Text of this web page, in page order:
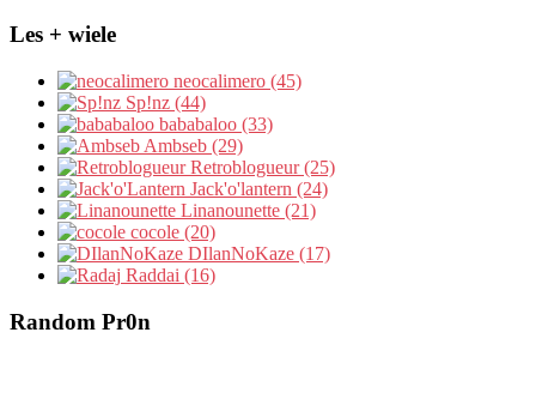
Les + wiele
neocalimero (45)
Sp!nz (44)
bababaloo (33)
Ambseb (29)
Retroblogueur (25)
Jack'o'lantern (24)
Linanounette (21)
cocole (20)
DIlanNoKaze (17)
Raddai (16)
Random Pr0n